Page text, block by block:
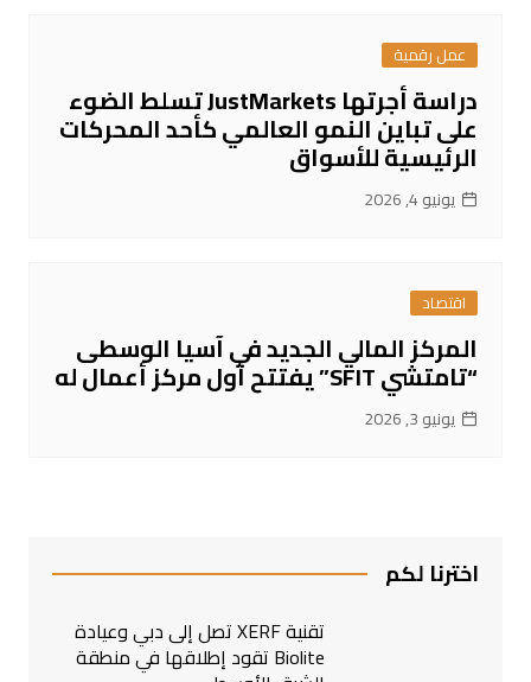
عمل رقمية
دراسة أجرتها JustMarkets تسلط الضوء
على تباين النمو العالمي كأحد المحركات
الرئيسية للأسواق
يونيو 4, 2026
اقتصاد
المركز المالي الجديد في آسيا الوسطى
“تامتشي SFIT” يفتتح أول مركز أعمال له
يونيو 3, 2026
اخترنا لكم
تقنية XERF تصل إلى دبي وعيادة
Biolite تقود إطلاقها في منطقة